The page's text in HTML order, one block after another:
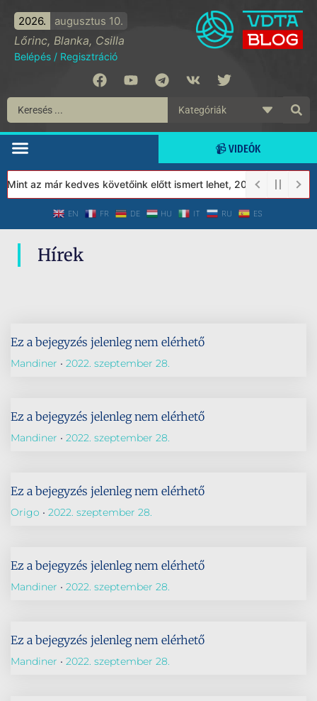
2026. augusztus 10.
Lőrinc, Blanka, Csilla
Belépés / Regisztráció
📹 VIDEÓK
az már kedves követőink előtt ismert lehet, 2023-tól a
EN FR DE HU IT RU ES
Hírek
Ez a bejegyzés jelenleg nem elérhető
Mandiner 2022. szeptember 28.
Ez a bejegyzés jelenleg nem elérhető
Mandiner 2022. szeptember 28.
Ez a bejegyzés jelenleg nem elérhető
Origo 2022. szeptember 28.
Ez a bejegyzés jelenleg nem elérhető
Mandiner 2022. szeptember 28.
Ez a bejegyzés jelenleg nem elérhető
Mandiner 2022. szeptember 28.